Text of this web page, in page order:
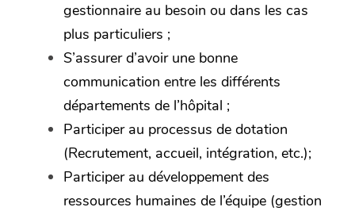
gestionnaire au besoin ou dans les cas
plus particuliers ;
S’assurer d’avoir une bonne
communication entre les différents
départements de l’hôpital ;
Participer au processus de dotation
(Recrutement, accueil, intégration, etc.);
Participer au développement des
ressources humaines de l’équipe (gestion